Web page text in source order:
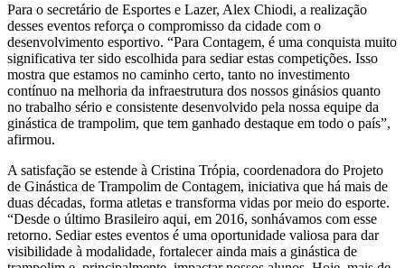
Para o secretário de Esportes e Lazer, Alex Chiodi, a realização
desses eventos reforça o compromisso da cidade com o
desenvolvimento esportivo. “Para Contagem, é uma conquista muito
significativa ter sido escolhida para sediar estas competições. Isso
mostra que estamos no caminho certo, tanto no investimento
contínuo na melhoria da infraestrutura dos nossos ginásios quanto
no trabalho sério e consistente desenvolvido pela nossa equipe da
ginástica de trampolim, que tem ganhado destaque em todo o país”,
afirmou.
A satisfação se estende à Cristina Trópia, coordenadora do Projeto
de Ginástica de Trampolim de Contagem, iniciativa que há mais de
duas décadas, forma atletas e transforma vidas por meio do esporte.
“Desde o último Brasileiro aqui, em 2016, sonhávamos com esse
retorno. Sediar estes eventos é uma oportunidade valiosa para dar
visibilidade à modalidade, fortalecer ainda mais a ginástica de